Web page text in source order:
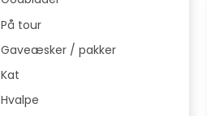
På tour
Gaveæsker / pakker
Kat
Hvalpe